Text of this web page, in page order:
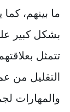
ما بينهم،
بشكل كبير
تتمثل
التقليل من
والمهارات